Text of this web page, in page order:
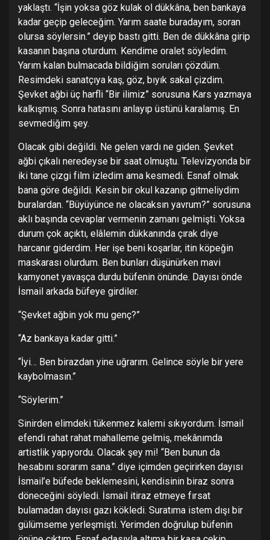
yaklaştı. “İşin yoksa göz kulak ol dükkâna, ben bankaya
kadar geçip geleceğim. Yarım saate buradayım, soran
olursa söylersin.” deyip bastı gitti. Ben de dükkâna girip
kasanın başına oturdum. Kendime oralet söyledim.
Yarım kalan bulmacada bildiğim soruları çözdüm.
Resimdeki sanatçıya kaş, göz, bıyık sakal çizdim.
Şevket ağbi üç harfli “Bir ilimiz” sorusuna Kars yazmaya
kalkışmış. Sonra hatasını anlayıp üstünü karalamış. En
sevmediğim şey.
Olacak gibi değildi. Ne gelen vardı ne giden. Şevket
ağbi çıkalı neredeyse bir saat olmuştu. Televizyonda bir
iki tane çizgi film izledim ama kesmedi. Esnaf olmak
bana göre değildi. Kesin bir okul kazanıp gitmeliydim
buralardan. “Büyüyünce ne olacaksın yavrum?” sorusuna
aklı başında cevaplar vermenin zamanı gelmişti. Yoksa
durum çok açıktı, elâlemin dükkanında çırak diye
harcanır giderdim. Her işe beni koşarlar, itin köpeğin
maskarası olurdum. Ben bunları düşünürken mavi
kamyonet yavaşça durdu büfenin önünde. Dayısı önde
İsmail arkada büfeye girdiler.
“Şevket ağbin yok mu genç?”
“Az bankaya kadar gitti.”
“İyi… Ben birazdan yine uğrarım. Gelince söyle bir yere
kaybolmasın.”
“Söylerim.”
Sinirden elimdeki tükenmez kalemi sıkıyordum. İsmail
efendi rahat rahat mahalleme gelmiş, mekânımda
artistlik yapıyordu. Olacak şey mi! “Ben bunun da
hesabını sorarım sana.” diye içimden geçirirken dayısı
İsmail’e büfede beklemesini, kendisinin biraz sonra
döneceğini söyledi. İsmail itiraz etmeye fırsat
bulamadan dayısı gazı kökledi. Suratıma istem dışı bir
gülümseme yerleşmişti. Yerimden doğrulup büfenin